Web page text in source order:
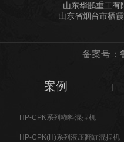
山东华鹏重工有
山东省烟台市栖
备案号：
HP-CPK系列糊料混捏机
HP-CPK(H)系列液压翻缸混捏机
案例